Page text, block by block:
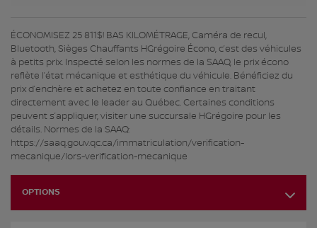
ÉCONOMISEZ 25 811$! BAS KILOMÉTRAGE, Caméra de recul,
Bluetooth, Sièges Chauffants HGrégoire Écono, c’est des véhicules
à petits prix. Inspecté selon les normes de la SAAQ, le prix écono
reflète l’état mécanique et esthétique du véhicule. Bénéficiez du
prix d’enchère et achetez en toute confiance en traitant
directement avec le leader au Québec. Certaines conditions
peuvent s’appliquer, visiter une succursale HGrégoire pour les
détails. Normes de la SAAQ:
https://saaq.gouv.qc.ca/immatriculation/verification-
mecanique/lors-verification-mecanique
OPTIONS